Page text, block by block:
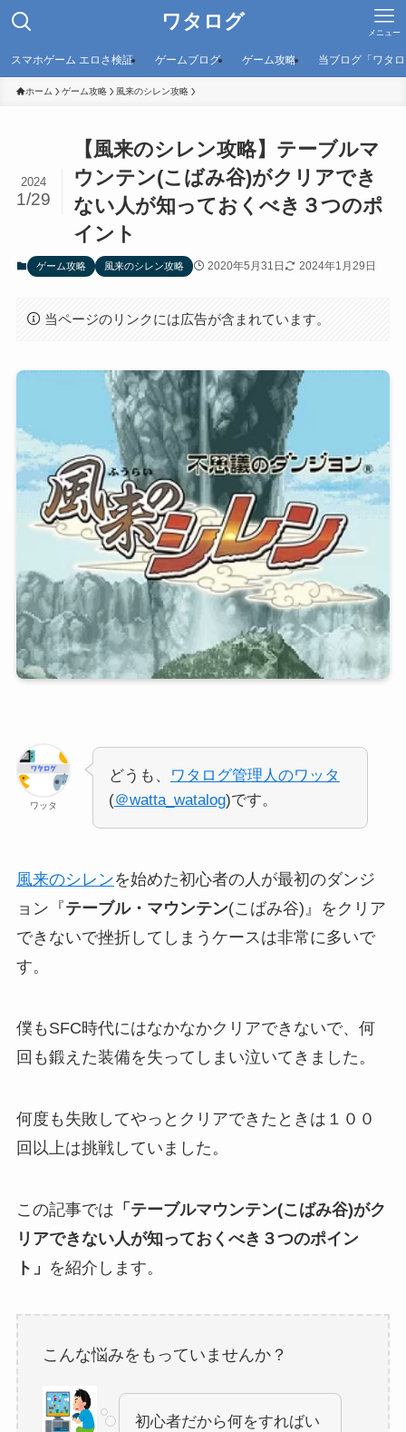
ワタログ メニュー
スマホゲーム エロさ検証 ゲームブログ ゲーム攻略 当ブログ「ワタ
ホーム ゲーム攻略 風来のシレン攻略
【風来のシレン攻略】テーブルマ
ウンテン(こばみ谷)がクリアでき
ない人が知っておくべき３つのポ
イント
2024
1/29
ゲーム攻略 風来のシレン攻略 2020年5月31日 2024年1月29日
当ページのリンクには広告が含まれています。
ワッタ
どうも、
ワタログ管理人のワッタ
(＠watta_watalog)です。
風来のシレンを始めた初心者の人が最初のダンジ
ョン『テーブル・マウンテン(こばみ谷)』をクリア
できないで挫折してしまうケースは非常に多いで
す。
僕もSFC時代にはなかなかクリアできないで、何
回も鍛えた装備を失ってしまい泣いてきました。
何度も失敗してやっとクリアできたときは１００
回以上は挑戦していました。
この記事では 「テーブルマウンテン(こばみ谷)がク
リアできない人が知っておくべき３つのポイン
ト」 を紹介します。
こんな悩みをもっていませんか？
初心者だから何をすればい